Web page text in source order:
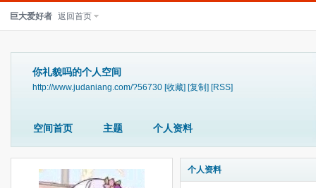
巨大爱好者 返回首页
你礼貌吗的个人空间
http://www.judaniang.com/?56730 [收藏] [复制] [RSS]
空间首页 主题 个人资料
个人资料